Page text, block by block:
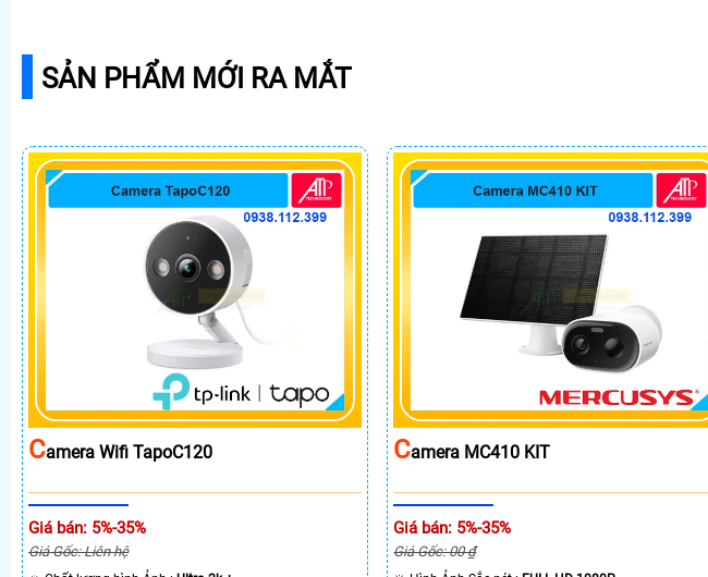
SẢN PHẨM MỚI RA MẮT
CAmera Wifi TapoC120
Giá bán: 5%-35%
Giá Gốc: Liên hệ
CAmera MC410 KIT
Giá bán: 5%-35%
Giá Gốc: 00 ₫